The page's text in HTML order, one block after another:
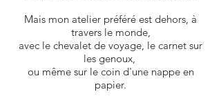
Mais mon atelier préféré est dehors, à
travers le monde,
avec le chevalet de voyage, le carnet sur
les genoux,
ou même sur le coin d'une nappe en
papier.